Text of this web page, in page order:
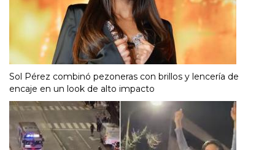
Sol Pérez combinó pezoneras con brillos y lencería de
encaje en un look de alto impacto